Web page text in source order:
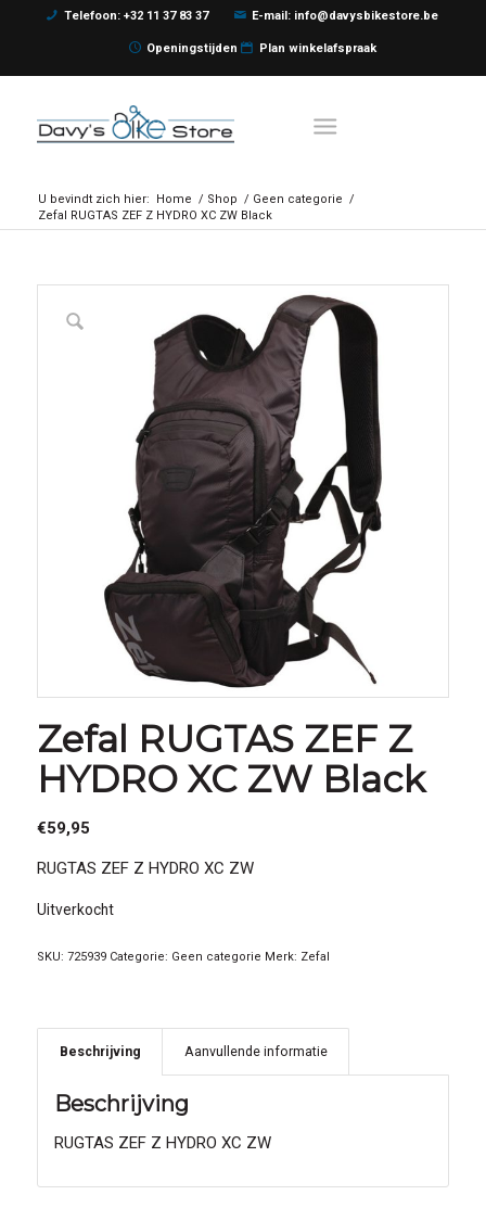
Telefoon: +32 11 37 83 37 E-mail: info@davysbikestore.be
Openingstijden Plan winkelafspraak
U bevindt zich hier: Home / Shop / Geen categorie /
Zefal RUGTAS ZEF Z HYDRO XC ZW Black
Zefal RUGTAS ZEF Z
HYDRO XC ZW Black
€59,95
RUGTAS ZEF Z HYDRO XC ZW
Uitverkocht
SKU: 725939 Categorie: Geen categorie Merk: Zefal
Beschrijving Aanvullende informatie
Beschrijving
RUGTAS ZEF Z HYDRO XC ZW